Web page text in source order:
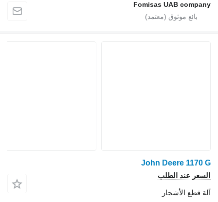
Fomisas UAB company
John Deere 1170 G
السعر عند الطلب
آلة قطع الأشجار